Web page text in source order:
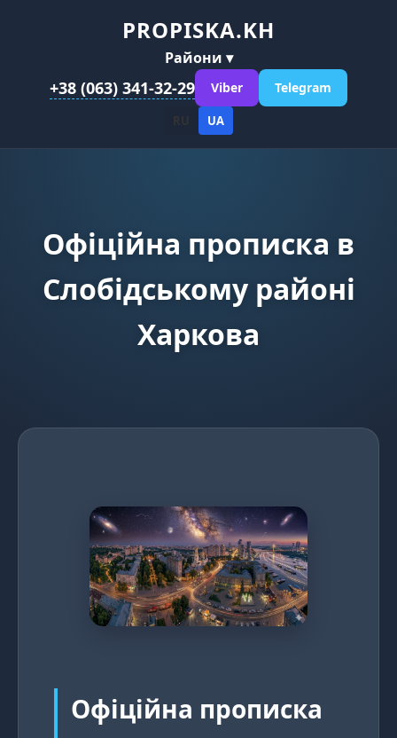
PROPISKA.KH
Райони ▾
+38 (063) 341-32-29 Viber Telegram
UA
Офіційна прописка в
Слобідському районі
Харкова
Офіційна прописка